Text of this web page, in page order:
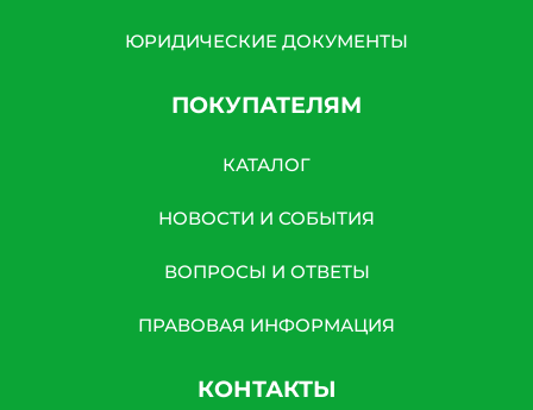
ЮРИДИЧЕСКИЕ ДОКУМЕНТЫ
ПОКУПАТЕЛЯМ
КАТАЛОГ
НОВОСТИ И СОБЫТИЯ
ВОПРОСЫ И ОТВЕТЫ
ПРАВОВАЯ ИНФОРМАЦИЯ
КОНТАКТЫ